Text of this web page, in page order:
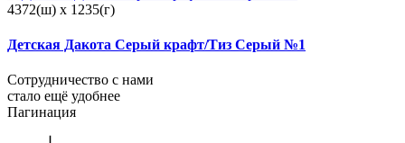
4372(ш) x 1235(г)
Детская Дакота Серый крафт/Тиз Серый №1
Сотрудничество с нами
стало ещё удобнее
Пагинация